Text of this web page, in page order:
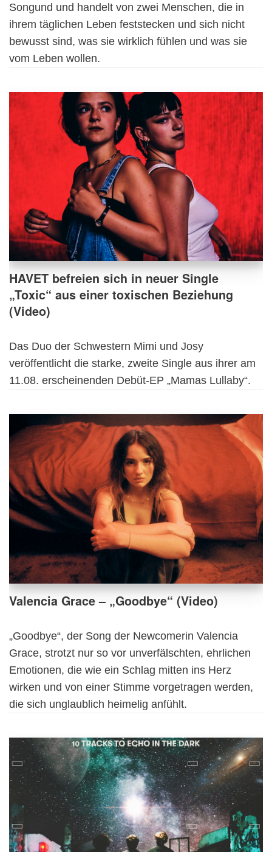
Songund und handelt von zwei Menschen, die in
ihrem täglichen Leben feststecken und sich nicht
bewusst sind, was sie wirklich fühlen und was sie
vom Leben wollen.
HAVET befreien sich in neuer Single
„Toxic“ aus einer toxischen Beziehung
(Video)
Das Duo der Schwestern Mimi und Josy
veröffentlicht die starke, zweite Single aus ihrer am
11.08. erscheinenden Debüt-EP „Mamas Lullaby“.
Valencia Grace – „Goodbye“ (Video)
„Goodbye“, der Song der Newcomerin Valencia
Grace, strotzt nur so vor unverfälschten, ehrlichen
Emotionen, die wie ein Schlag mitten ins Herz
wirken und von einer Stimme vorgetragen werden,
die sich unglaublich heimelig anfühlt.